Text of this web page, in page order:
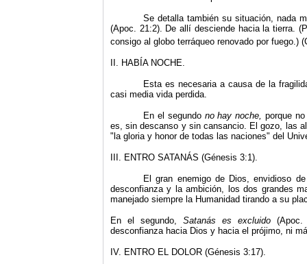
Se detalla también su situación, nada
(Apoc. 21:2). De allí desciende hacia la tierra.
consigo al globo terráqueo renovado por fuego.)
II. HABÍA NOCHE.
Esta es necesaria a causa de la
casi media vida perdida.
En el segundo no hay noche, porque
es, sin descanso y sin cansancio. El gozo, las
"la gloria y honor de todas las naciones" del
III. ENTRO SATANÁS (Génesis 3:1).
El gran enemigo de Dios, envidioso
desconfianza y la ambición, los dos grandes
manejado siempre la Humanidad tirando a su
En el segundo, Satanás es excluido
desconfianza hacia Dios y hacia el prójimo, ni
IV. ENTRO EL DOLOR (Génesis 3:17).